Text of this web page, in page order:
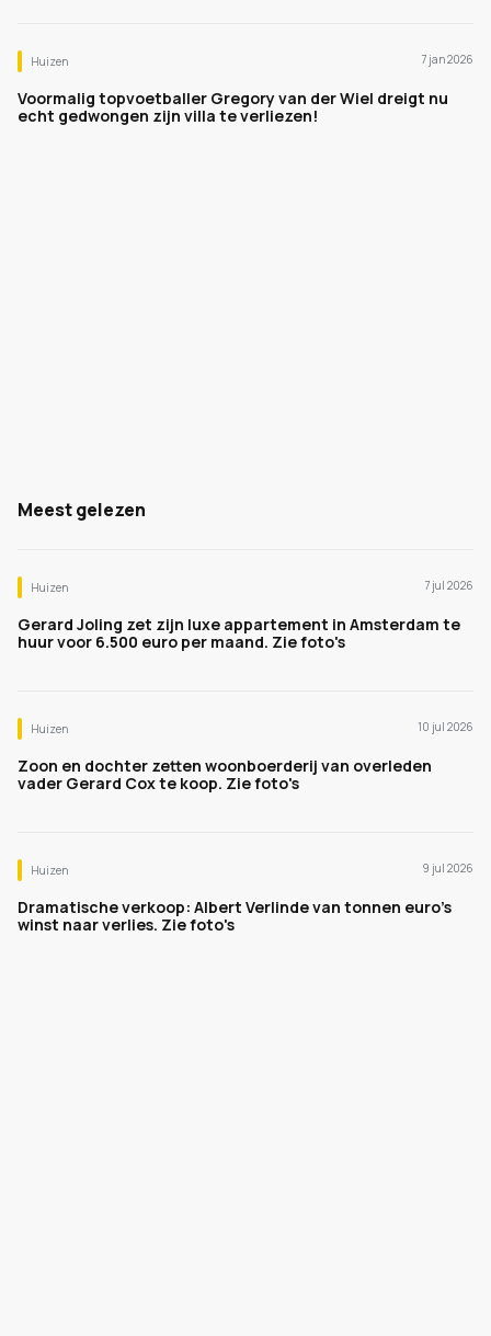
Huizen 7 jan 2026
Voormalig topvoetballer Gregory van der Wiel dreigt nu
echt gedwongen zijn villa te verliezen!
Meest gelezen
Huizen 7 jul 2026
Gerard Joling zet zijn luxe appartement in Amsterdam te
huur voor 6.500 euro per maand. Zie foto's
Huizen 10 jul 2026
Zoon en dochter zetten woonboerderij van overleden
vader Gerard Cox te koop. Zie foto's
Huizen 9 jul 2026
Dramatische verkoop: Albert Verlinde van tonnen euro's
winst naar verlies. Zie foto's